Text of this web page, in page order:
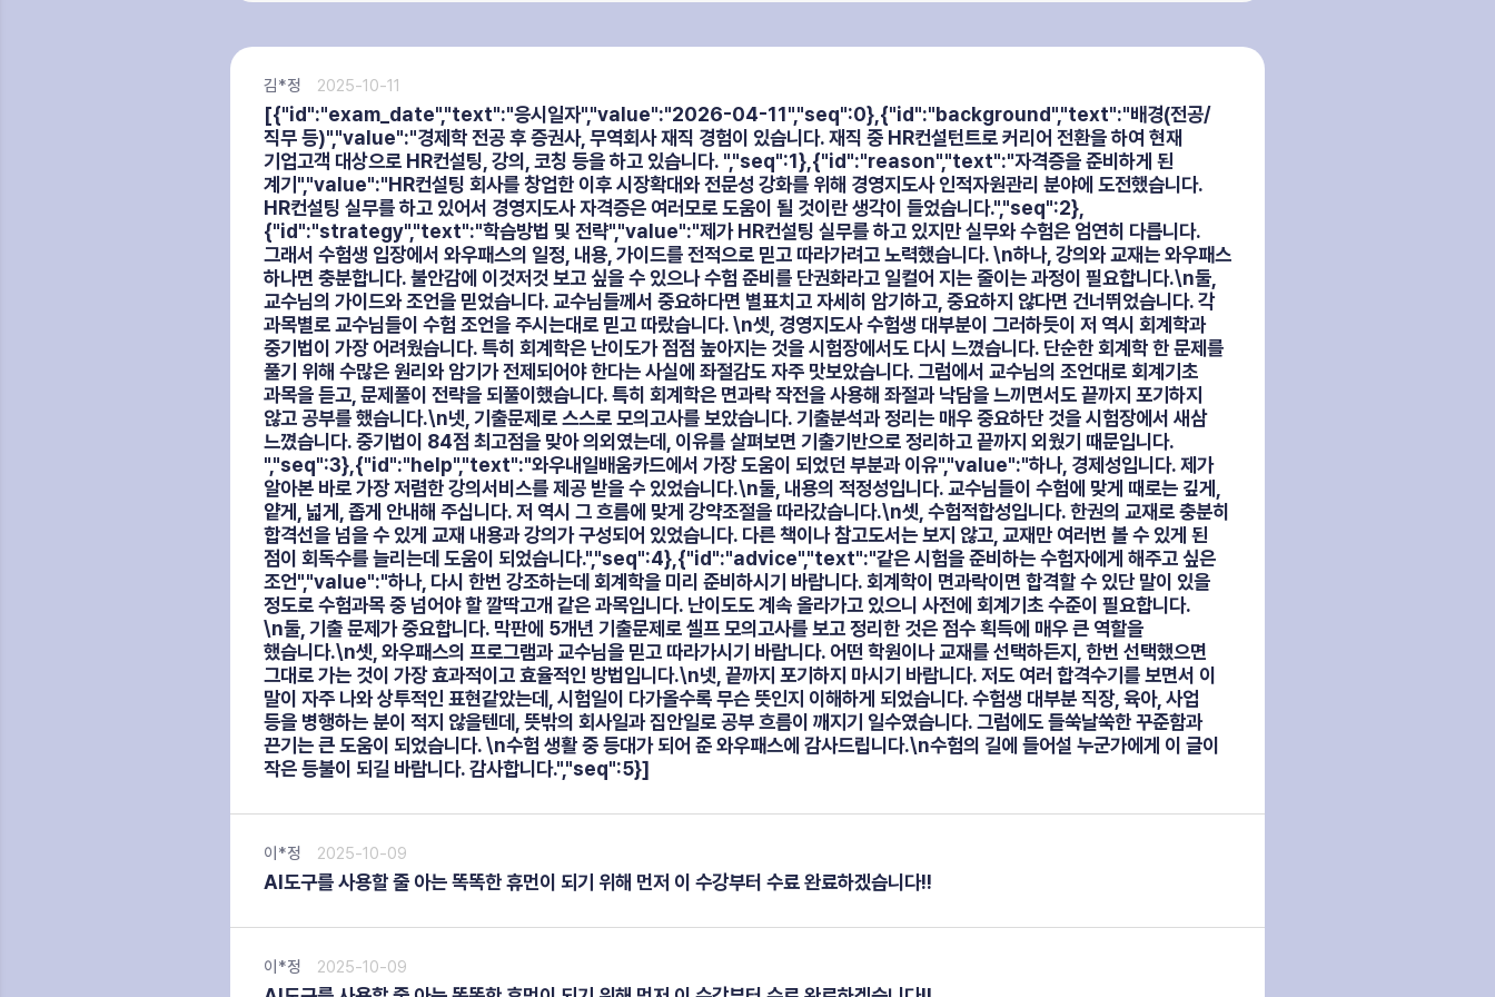
김*정 2025-10-11
[{"id":"exam_date","text":"응시일자","value":"2026-04-11","seq":0},{"id":"background","text":"배경(전공/
직무 등)","value":"경제학 전공 후 증권사, 무역회사 재직 경험이 있습니다. 재직 중 HR컨설턴트로 커리어 전환을 하여 현재
기업고객 대상으로 HR컨설팅, 강의, 코칭 등을 하고 있습니다. ","seq":1},{"id":"reason","text":"자격증을 준비하게 된
계기","value":"HR컨설팅 회사를 창업한 이후 시장확대와 전문성 강화를 위해 경영지도사 인적자원관리 분야에 도전했습니다.
HR컨설팅 실무를 하고 있어서 경영지도사 자격증은 여러모로 도움이 될 것이란 생각이 들었습니다.","seq":2},
{"id":"strategy","text":"학습방법 및 전략","value":"제가 HR컨설팅 실무를 하고 있지만 실무와 수험은 엄연히 다릅니다.
그래서 수험생 입장에서 와우패스의 일정, 내용, 가이드를 전적으로 믿고 따라가려고 노력했습니다. \n하나, 강의와 교재는 와우패스
하나면 충분합니다. 불안감에 이것저것 보고 싶을 수 있으나 수험 준비를 단권화라고 일컬어 지는 줄이는 과정이 필요합니다.\n둘,
교수님의 가이드와 조언을 믿었습니다. 교수님들께서 중요하다면 별표치고 자세히 암기하고, 중요하지 않다면 건너뛰었습니다. 각
과목별로 교수님들이 수험 조언을 주시는대로 믿고 따랐습니다. \n셋, 경영지도사 수험생 대부분이 그러하듯이 저 역시 회계학과
중기법이 가장 어려웠습니다. 특히 회계학은 난이도가 점점 높아지는 것을 시험장에서도 다시 느꼈습니다. 단순한 회계학 한 문제를
풀기 위해 수많은 원리와 암기가 전제되어야 한다는 사실에 좌절감도 자주 맛보았습니다. 그럼에서 교수님의 조언대로 회계기초
과목을 듣고, 문제풀이 전략을 되풀이했습니다. 특히 회계학은 면과락 작전을 사용해 좌절과 낙담을 느끼면서도 끝까지 포기하지
않고 공부를 했습니다.\n넷, 기출문제로 스스로 모의고사를 보았습니다. 기출분석과 정리는 매우 중요하단 것을 시험장에서 새삼
느꼈습니다. 중기법이 84점 최고점을 맞아 의외였는데, 이유를 살펴보면 기출기반으로 정리하고 끝까지 외웠기 때문입니다.
","seq":3},{"id":"help","text":"와우내일배움카드에서 가장 도움이 되었던 부분과 이유","value":"하나, 경제성입니다. 제가
알아본 바로 가장 저렴한 강의서비스를 제공 받을 수 있었습니다.\n둘, 내용의 적정성입니다. 교수님들이 수험에 맞게 때로는 깊게,
얕게, 넓게, 좁게 안내해 주십니다. 저 역시 그 흐름에 맞게 강약조절을 따라갔습니다.\n셋, 수험적합성입니다. 한권의 교재로 충분히
합격선을 넘을 수 있게 교재 내용과 강의가 구성되어 있었습니다. 다른 책이나 참고도서는 보지 않고, 교재만 여러번 볼 수 있게 된
점이 회독수를 늘리는데 도움이 되었습니다.","seq":4},{"id":"advice","text":"같은 시험을 준비하는 수험자에게 해주고 싶은
조언","value":"하나, 다시 한번 강조하는데 회계학을 미리 준비하시기 바랍니다. 회계학이 면과락이면 합격할 수 있단 말이 있을
정도로 수험과목 중 넘어야 할 깔딱고개 같은 과목입니다. 난이도도 계속 올라가고 있으니 사전에 회계기초 수준이 필요합니다.
\n둘, 기출 문제가 중요합니다. 막판에 5개년 기출문제로 셀프 모의고사를 보고 정리한 것은 점수 획득에 매우 큰 역할을
했습니다.\n셋, 와우패스의 프로그램과 교수님을 믿고 따라가시기 바랍니다. 어떤 학원이나 교재를 선택하든지, 한번 선택했으면
그대로 가는 것이 가장 효과적이고 효율적인 방법입니다.\n넷, 끝까지 포기하지 마시기 바랍니다. 저도 여러 합격수기를 보면서 이
말이 자주 나와 상투적인 표현같았는데, 시험일이 다가올수록 무슨 뜻인지 이해하게 되었습니다. 수험생 대부분 직장, 육아, 사업
등을 병행하는 분이 적지 않을텐데, 뜻밖의 회사일과 집안일로 공부 흐름이 깨지기 일수였습니다. 그럼에도 들쑥날쑥한 꾸준함과
끈기는 큰 도움이 되었습니다. \n수험 생활 중 등대가 되어 준 와우패스에 감사드립니다.\n수험의 길에 들어설 누군가에게 이 글이
작은 등불이 되길 바랍니다. 감사합니다.","seq":5}]
이*정 2025-10-09
AI도구를 사용할 줄 아는 똑똑한 휴먼이 되기 위해 먼저 이 수강부터 수료 완료하겠습니다!!
이*정 2025-10-09